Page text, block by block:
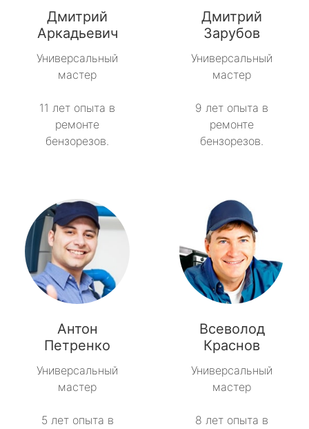
Дмитрий
Аркадьевич
Универсальный
мастер
11 лет опыта в
ремонте
бензорезов.
Дмитрий
Зарубов
Универсальный
мастер
9 лет опыта в
ремонте
бензорезов.
Антон
Петренко
Универсальный
мастер
5 лет опыта в
Всеволод
Краснов
Универсальный
мастер
8 лет опыта в